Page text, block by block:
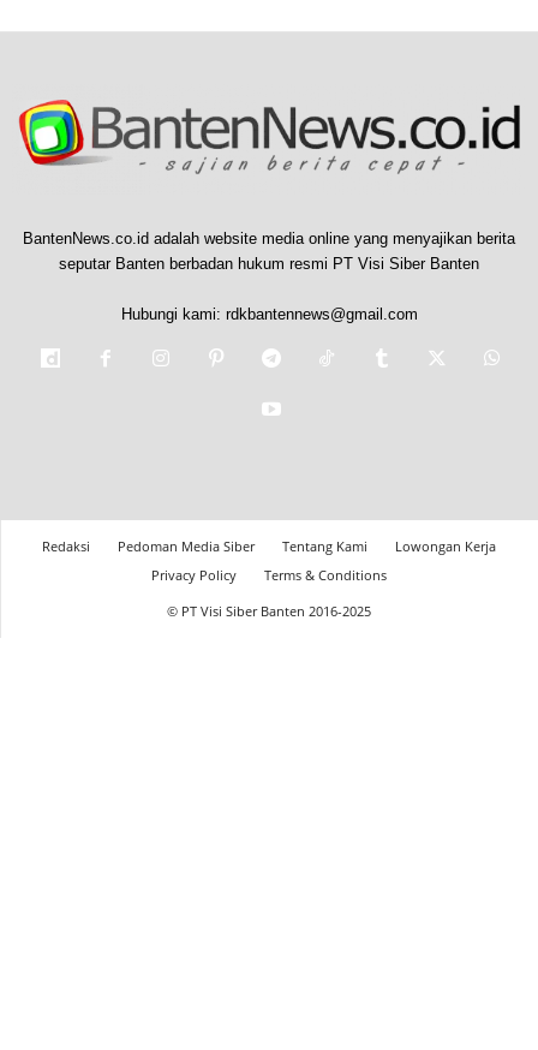
BantenNews.co.id adalah website media online yang menyajikan berita
seputar Banten berbadan hukum resmi PT Visi Siber Banten
Hubungi kami: rdkbantennews@gmail.com
Redaksi Pedoman Media Siber Tentang Kami
Lowongan Kerja
Privacy Policy
Terms & Conditions
© PT Visi Siber Banten 2016-2025